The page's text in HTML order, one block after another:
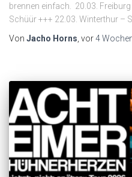
brennen einfach. 20.03.
Schüür +++ 22.03. Winterthur –
Von Jacho Horns , vor4